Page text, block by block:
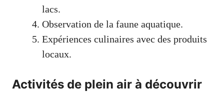
lacs.
Observation de la faune aquatique.
Expériences culinaires avec des produits
locaux.
Activités de plein air à découvrir